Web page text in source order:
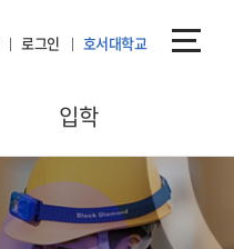
로그인 호서대학교
입학
입시준비TIP
Q&A